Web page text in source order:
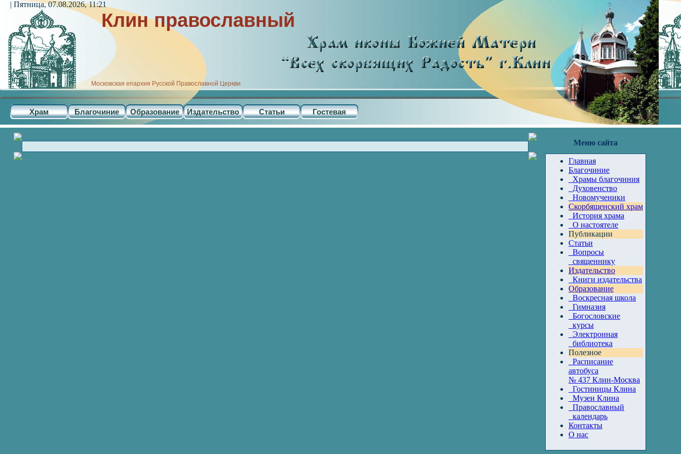
Клин православный
Московская епархия Русской Православной Церкви
Храм Благочиние Образование Издательство Статьи Гостевая
| Пятница, 07.08.2026, 11:21
Меню сайта
Главная
Благочиние
Храмы благочиния
Духовенство
Новомученики
Скорбященский храм
История храма
О настоятеле
Публикации
Статьи
Вопросы
священнику
Издательство
Книги издательства
Образование
Воскресная школа
Гимназия
Богословские
курсы
Электронная
библиотека
Полезное
Расписание
автобуса
№ 437 Клин-Москва
Гостиницы Клина
Музеи Клина
Православный
календарь
Контакты
О нас